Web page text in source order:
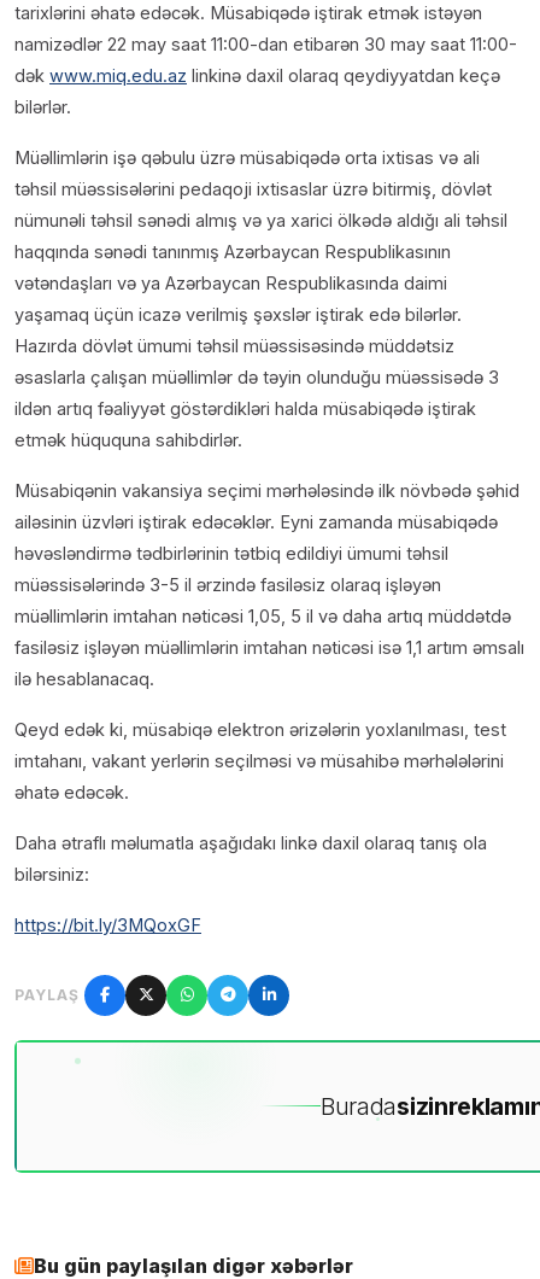
tarixlərini əhatə edəcək. Müsabiqədə iştirak etmək istəyən
namizədlər 22 may saat 11:00-dan etibarən 30 may saat 11:00-
dək www.miq.edu.az linkinə daxil olaraq qeydiyyatdan keçə
bilərlər.
Müəllimlərin işə qəbulu üzrə müsabiqədə orta ixtisas və ali
təhsil müəssisələrini pedaqoji ixtisaslar üzrə bitirmiş, dövlət
nümunəli təhsil sənədi almış və ya xarici ölkədə aldığı ali təhsil
haqqında sənədi tanınmış Azərbaycan Respublikasının
vətəndaşları və ya Azərbaycan Respublikasında daimi
yaşamaq üçün icazə verilmiş şəxslər iştirak edə bilərlər.
Hazırda dövlət ümumi təhsil müəssisəsində müddətsiz
əsaslarla çalışan müəllimlər də təyin olunduğu müəssisədə 3
ildən artıq fəaliyyət göstərdikləri halda müsabiqədə iştirak
etmək hüququna sahibdirlər.
Müsabiqənin vakansiya seçimi mərhələsində ilk növbədə şəhid
ailəsinin üzvləri iştirak edəcəklər. Eyni zamanda müsabiqədə
həvəsləndirmə tədbirlərinin tətbiq edildiyi ümumi təhsil
müəssisələrində 3-5 il ərzində fasiləsiz olaraq işləyən
müəllimlərin imtahan nəticəsi 1,05, 5 il və daha artıq müddətdə
fasiləsiz işləyən müəllimlərin imtahan nəticəsi isə 1,1 artım əmsalı
ilə hesablanacaq.
Qeyd edək ki, müsabiqə elektron ərizələrin yoxlanılması, test
imtahanı, vakant yerlərin seçilməsi və müsahibə mərhələlərini
əhatə edəcək.
Daha ətraflı məlumatla aşağıdakı linkə daxil olaraq tanış ola
bilərsiniz:
https://bit.ly/3MQoxGF
PAYLAŞ
Buradasizin
Bu gün paylaşılan digər xəbərlər